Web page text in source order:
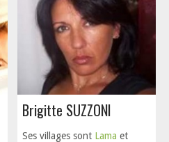
Brigitte SUZZONI
Ses villages sont Lama et